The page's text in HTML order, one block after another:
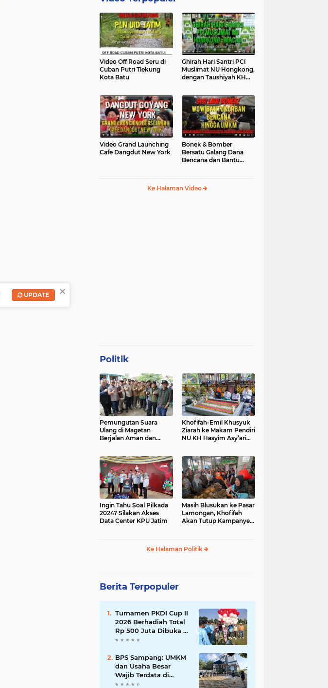
Video Off Road Seru di
Cuban Putri Tlekung
Kota Batu
Ghirah Hari Santri PCI
Muslimat NU Hongkong,
dengan Taushiyah KH
Video Grand Launching
Cafe Dangdut New York
Bonek & Bomber
Bersatu Galang Dana
Bencana dan Bantu
Ke Halaman Video
Politik
Pemungutan Suara
Ulang di Magetan
Berjalan Aman dan
Khofifah-Emil Khusyuk
Ziarah ke Makam Pendiri
NU KH Hasyim Asy’ari
Ingin Tahu Soal Pilkada
2024? Silakan Akses
Data Center KPU Jatim
Masih Blusukan ke Pasar
Lamongan, Khofifah
Akan Tutup Kampanye
Ke Halaman Politik
Berita Terpopuler
Turnamen PKDI Cup II
2026 Berhadiah Total
Rp 500 Juta Dibuka di
Jombang, Ketua PKDI
Mahdi: Ajang
Silaturrahmi dan
Media Komunikasi
Antar-Kades untuk
BPS Sampang: UMKM
dan Usaha Besar
Wajib Terdata di
Sensus Ekonomi 2026,
×
UPDATE